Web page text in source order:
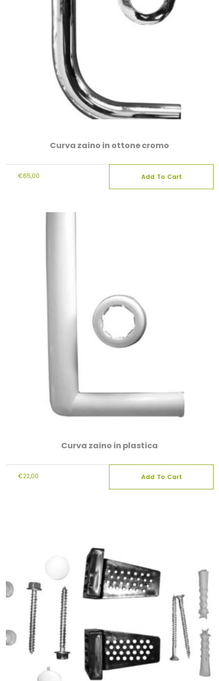
Curva zaino in ottone cromo
€65,00 Add To Cart
Curva zaino in plastica
€22,00 Add To Cart